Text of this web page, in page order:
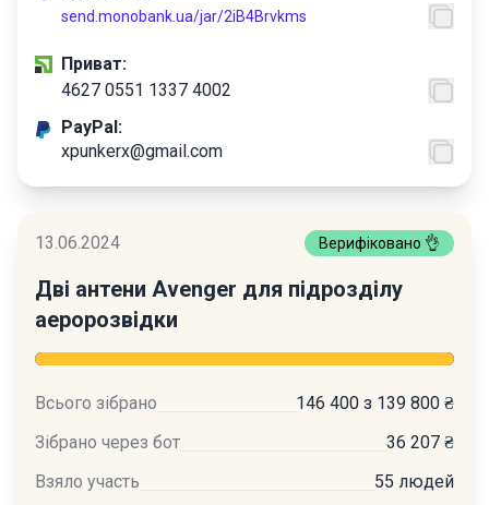
send.monobank.ua/jar/2iB4Brvkms
Приват:
4627 0551 1337 4002
PayPal:
xpunkerx@gmail.com
13.06.2024 Верифіковано 👌
Дві антени Avenger для підрозділу
аеророзвідки
Всього зібрано
146 400 з 139 800 ₴
Зібрано через бот
36 207 ₴
Взяло участь
55 людей